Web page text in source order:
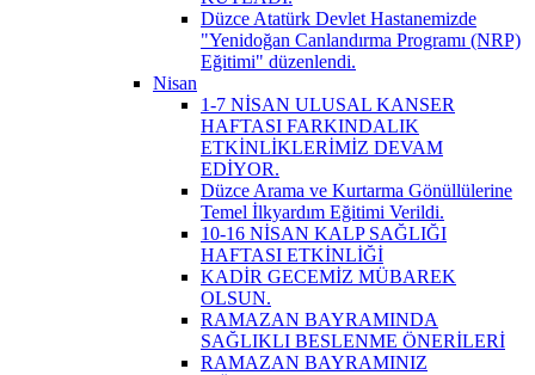
Düzce Atatürk Devlet Hastanemizde
"Yenidoğan Canlandırma Programı (NRP)
Eğitimi" düzenlendi.
Nisan
1-7 NİSAN ULUSAL KANSER
HAFTASI FARKINDALIK
ETKİNLİKLERİMİZ DEVAM
EDİYOR.
Düzce Arama ve Kurtarma Gönüllülerine
Temel İlkyardım Eğitimi Verildi.
10-16 NİSAN KALP SAĞLIĞI
HAFTASI ETKİNLİĞİ
KADİR GECEMİZ MÜBAREK
OLSUN.
RAMAZAN BAYRAMINDA
SAĞLIKLI BESLENME ÖNERİLERİ
RAMAZAN BAYRAMINIZ